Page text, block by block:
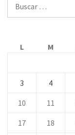
L
M
3 4
10 11
17 18